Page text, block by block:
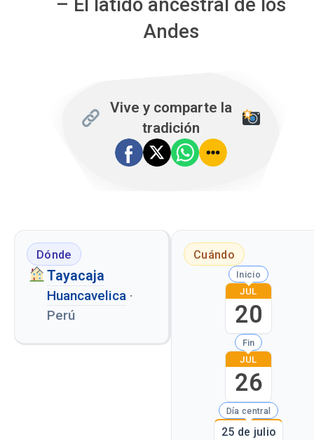
– El latido ancestral de los
Andes
Vive y comparte la
tradición
Dónde
Tayacaja
Huancavelica·
Perú
Cuándo
Inicio
JUL
20
Fin
JUL
26
Día central
25 de julio